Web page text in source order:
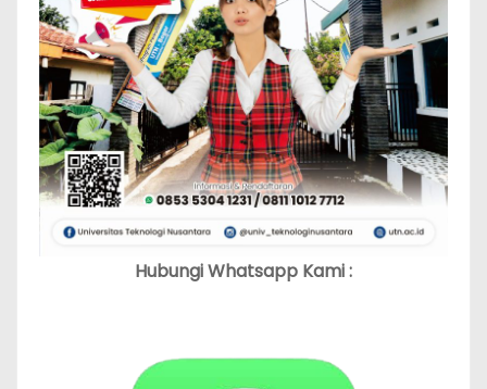
Hubungi Whatsapp Kami :